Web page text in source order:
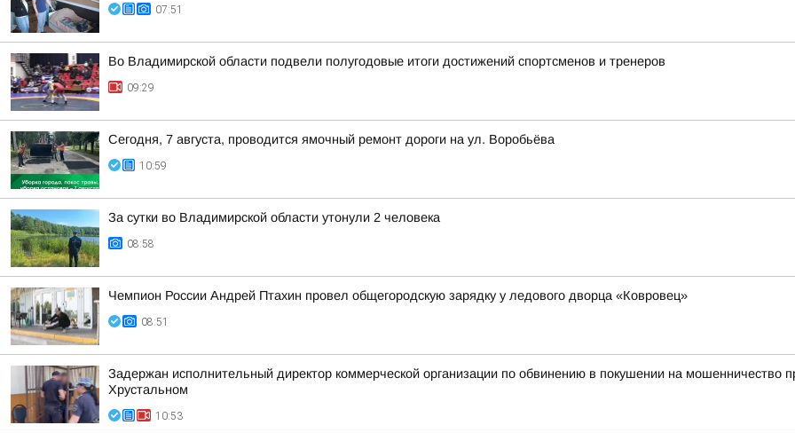
07:51
Во Владимирской области подвели полугодовые итоги достижений спортсменов и тренеров
09:29
Сегодня, 7 августа, проводится ямочный ремонт дороги на ул. Воробьёва
10:59
За сутки во Владимирской области утонули 2 человека
08:58
Чемпион России Андрей Птахин провел общегородскую зарядку у ледового дворца «Ковровец»
08:51
Задержан исполнительный директор коммерческой организации по обвинению в покушении на мошенничество
Хрустальном
10:53